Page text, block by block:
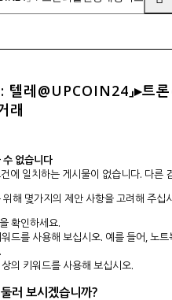
텔레@UPCOIN24」▸트
래
수 없습니다
에 일치하는 게시물이 없습니다. 다른
위해 몇가지의 제안 사항을 고려해 주십
확인하세요.
드를 사용해 보십시오. 예를 들어, 노
의 키워드를 사용해 보십시오.
러 보시겠습니까?